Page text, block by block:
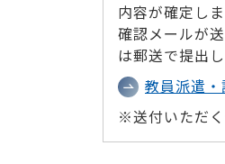
内容が確定し
確認メールが
は郵送で提出
教員派遣
※送付いただ